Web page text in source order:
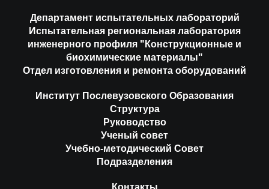
Департамент испытательных лабораторий
Испытательная региональная лаборатория
инженерного профиля "Конструкционные и
биохимические материалы"
Отдел изготовления и ремонта оборудований
Институт Послевузовского Образования
Структура
Руководство
Ученый совет
Учебно-методический Совет
Подразделения
Контакты